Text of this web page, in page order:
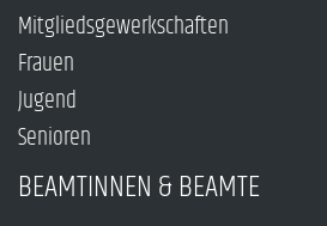
Mitgliedsgewerkschaften
Frauen
Jugend
Senioren
BEAMTINNEN & BEAMTE